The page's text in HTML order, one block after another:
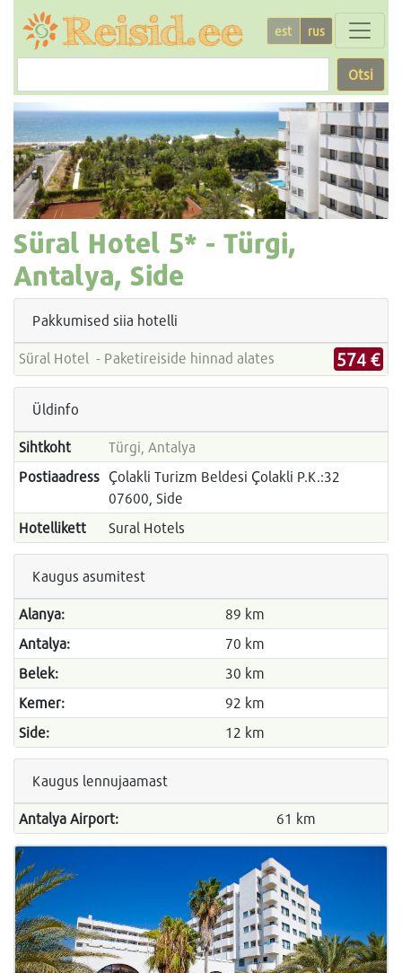
est rus
Otsi
Süral Hotel 5* - Türgi,
Antalya, Side
Pakkumised siia hotelli
Süral Hotel - Paketireiside hinnad alates 574 €
Üldinfo
Sihtkoht
Türgi, Antalya
Postiaadress Çolakli Turizm Beldesi Çolakli P.K.:32
07600, Side
Hotellikett
Sural Hotels
Kaugus asumitest
Alanya:
89 km
Antalya:
70 km
Belek:
30 km
Kemer:
92 km
Side:
12 km
Kaugus lennujaamast
Antalya Airport: 61 km